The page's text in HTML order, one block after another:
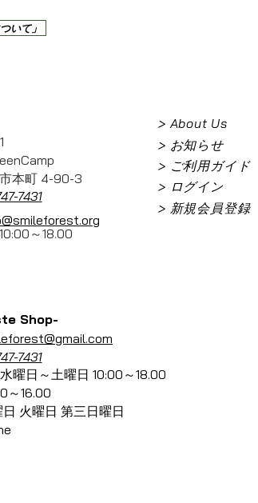
いて」
本町 4-90-3
～18.00
7431
> 新規会員登録
> ログイン
> ご利用ガイド
> お知らせ
> About Us
Shop-
曜日～土曜日 10:00～18.00
～16.00
火曜日 第三日曜日
7431